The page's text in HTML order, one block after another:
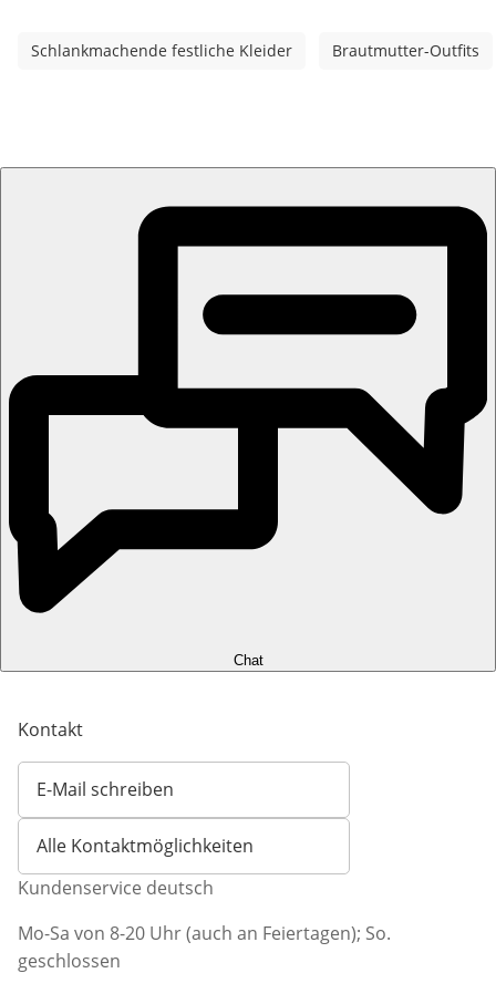
Schlankmachende festliche Kleider Brautmutter-Outfits
Chat
Kontakt
E-Mail schreiben
Öffnet E-Mail-Client
Alle Kontaktmöglichkeiten
Kundenservice deutsch
Mo-Sa von 8-20 Uhr (auch an Feiertagen); So.
geschlossen